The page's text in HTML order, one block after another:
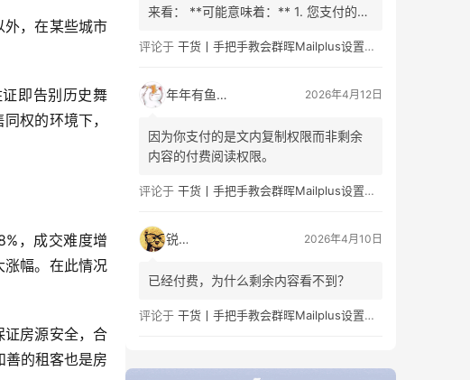
外，在某些城市
即告别历史舞
权的环境下，
，成交难度增
涨幅。在此情况
证房源安全，合
善的租客也是房
来看： **可能意味着：** 1. 您支付的是
内容**的权利（例如，已公开的文章部
理的分发。 2. 您看的内容是有限的、付
费/免费阅读的章节组合。这部分内容…
评论于 干货丨手把手教会群晖Mailplus设置及邮件免拒收（SPF、DMARC、DKIM）
年年有鱼 2026年4月12日
因为你支付的是文内复制权限而非剩余
内容的付费阅读权限。
评论于 干货丨手把手教会群晖Mailplus设置及邮件免拒收（SPF、DMARC、DKIM）
锐子 2026年4月10日
已经付费，为什么剩余内容看不到？
评论于 干货丨手把手教会群晖Mailplus设置及邮件免拒收（SPF、DMARC、DKIM）